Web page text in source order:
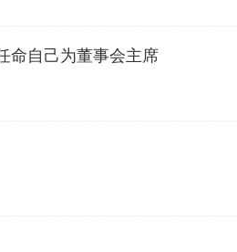
命自己为董事会主席